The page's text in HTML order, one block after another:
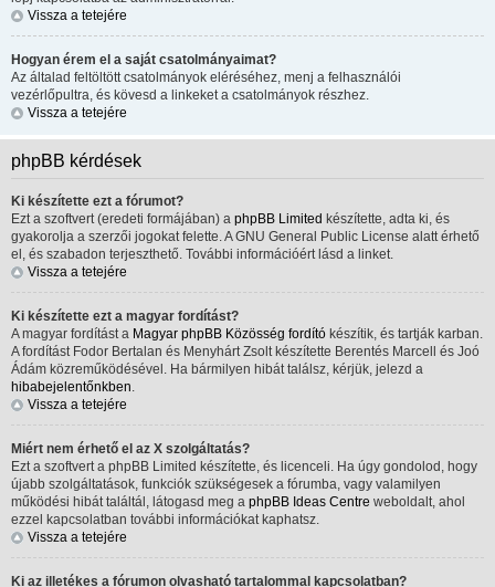
Vissza a tetejére
Hogyan érem el a saját csatolmányaimat?
Az általad feltöltött csatolmányok eléréséhez, menj a felhasználói
vezérlőpultra, és kövesd a linkeket a csatolmányok részhez.
Vissza a tetejére
phpBB kérdések
Ki készítette ezt a fórumot?
Ezt a szoftvert (eredeti formájában) a phpBB Limited készítette, adta ki, és
gyakorolja a szerzői jogokat felette. A GNU General Public License alatt érhető
el, és szabadon terjeszthető. További információért lásd a linket.
Vissza a tetejére
Ki készítette ezt a magyar fordítást?
A magyar fordítást a Magyar phpBB Közösség fordító készítik, és tartják karban.
A fordítást Fodor Bertalan és Menyhárt Zsolt készítette Berentés Marcell és Joó
Ádám közreműködésével. Ha bármilyen hibát találsz, kérjük, jelezd a
hibabejelentőnkben.
Vissza a tetejére
Miért nem érhető el az X szolgáltatás?
Ezt a szoftvert a phpBB Limited készítette, és licenceli. Ha úgy gondolod, hogy
újabb szolgáltatások, funkciók szükségesek a fórumba, vagy valamilyen
működési hibát találtál, látogasd meg a phpBB Ideas Centre weboldalt, ahol
ezzel kapcsolatban további információkat kaphatsz.
Vissza a tetejére
Ki az illetékes a fórumon olvasható tartalommal kapcsolatban?